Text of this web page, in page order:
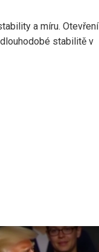
a míru. Otevření
stabilitě v